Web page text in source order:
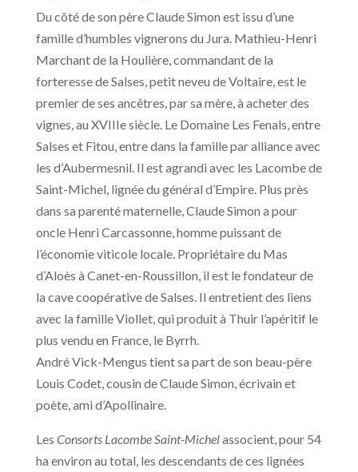
Du côté de son père Claude Simon est issu d’une
famille d’humbles vignerons du Jura. Mathieu-Henri
Marchant de la Houlière, commandant de la
forteresse de Salses, petit neveu de Voltaire, est le
premier de ses ancêtres, par sa mère, à acheter des
vignes, au XVIIIe siècle. Le Domaine Les Fenals, entre
Salses et Fitou, entre dans la famille par alliance avec
les d’Aubermesnil. Il est agrandi avec les Lacombe de
Saint-Michel, lignée du général d’Empire. Plus près
dans sa parenté maternelle, Claude Simon a pour
oncle Henri Carcassonne, homme puissant de
l’économie viticole locale. Propriétaire du Mas
d’Aloès à Canet-en-Roussillon, il est le fondateur de
la cave coopérative de Salses. Il entretient des liens
avec la famille Viollet, qui produit à Thuir l’apéritif le
plus vendu en France, le Byrrh.
André Vick-Mengus tient sa part de son beau-père
Louis Codet, cousin de Claude Simon, écrivain et
poète, ami d’Apollinaire.
Les Consorts Lacombe Saint-Michelassocient, pour 54
ha environ au total, les descendants de ces lignées